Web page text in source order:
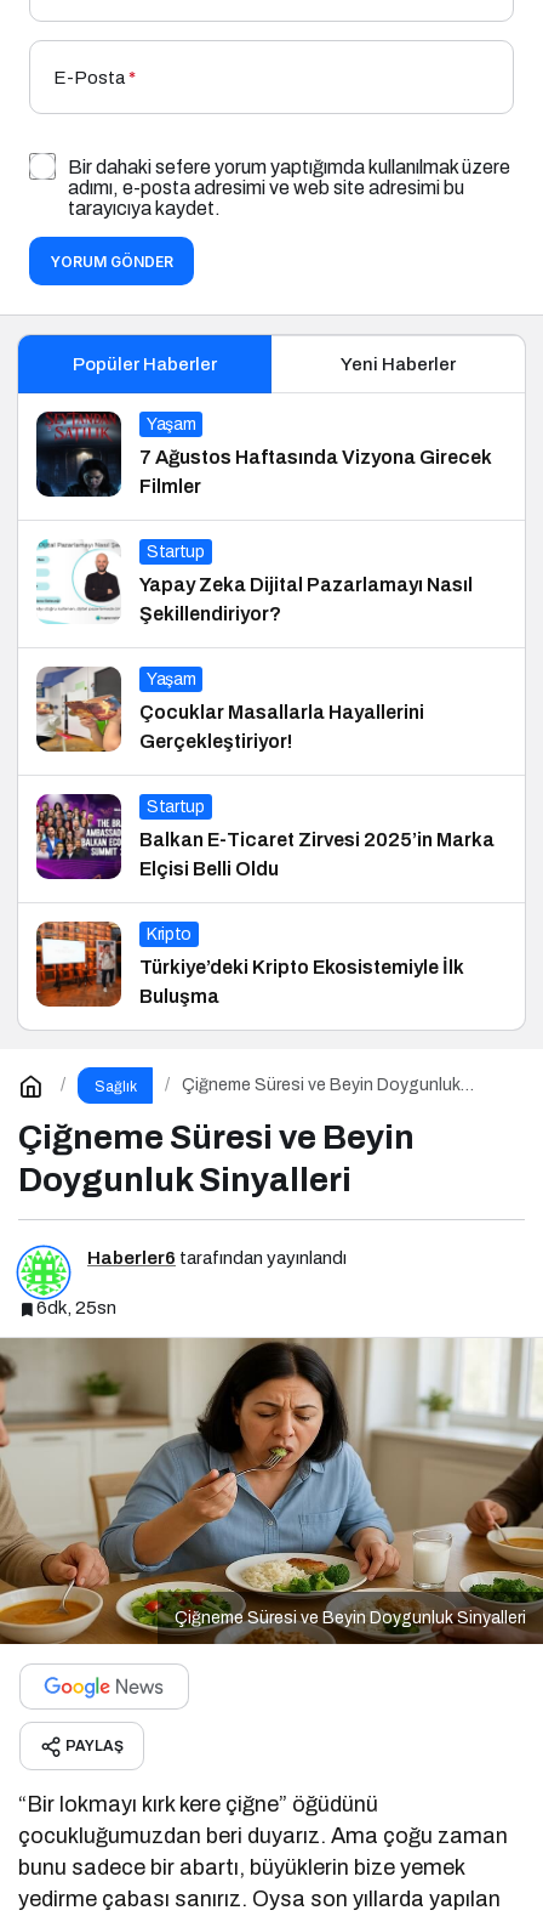
E-Posta*
Bir dahaki sefere yorum yaptığımda kullanılmak üzere
adımı, e-posta adresimi ve web site adresimi bu
tarayıcıya kaydet.
YORUM GÖNDER
Popüler Haberler Yeni Haberler
Yaşam
7 Ağustos Haftasında Vizyona Girecek
Filmler
Startup
Yapay Zeka Dijital Pazarlamayı Nasıl
Şekillendiriyor?
Yaşam
Çocuklar Masallarla Hayallerini
Gerçekleştiriyor!
Startup
Balkan E-Ticaret Zirvesi 2025’in Marka
Elçisi Belli Oldu
Kripto
Türkiye’deki Kripto Ekosistemiyle İlk
Buluşma
Sağlık
Çiğneme Süresi ve Beyin Doygunluk
Çiğneme Süresi ve Beyin
Doygunluk Sinyalleri
Haberler6 tarafından yayınlandı
6dk, 25sn
Çiğneme Süresi ve Beyin Doygunluk Sinyalleri
PAYLAŞ
“Bir lokmayı kırk kere çiğne” öğüdünü
çocukluğumuzdan beri duyarız. Ama çoğu zaman
bunu sadece bir abartı, büyüklerin bize yemek
yedirme çabası sanırız. Oysa son yıllarda yapılan